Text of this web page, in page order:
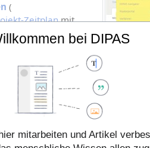
Menü:
(
Zeitplan mit
Projektgebiet auf
füllen,
für die Seitenleiste im
Benutzer einstellen ,
Verfahren oder nach
und Bilder (Favicon und
Instanz festgelegt. Alle
bei DIPAS
mitarbeiten und Artikel